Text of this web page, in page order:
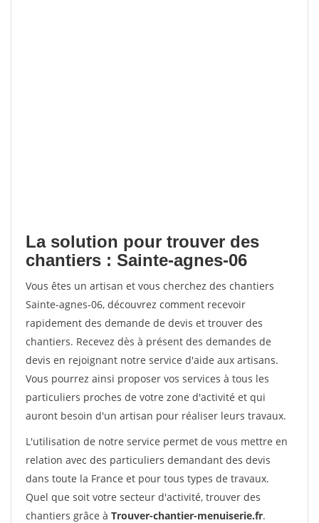
La solution pour trouver des
chantiers : Sainte-agnes-06
Vous êtes un artisan et vous cherchez des chantiers
Sainte-agnes-06, découvrez comment recevoir
rapidement des demande de devis et trouver des
chantiers. Recevez dès à présent des demandes de
devis en rejoignant notre service d'aide aux artisans.
Vous pourrez ainsi proposer vos services à tous les
particuliers proches de votre zone d'activité et qui
auront besoin d'un artisan pour réaliser leurs travaux.
L'utilisation de notre service permet de vous mettre en
relation avec des particuliers demandant des devis
dans toute la France et pour tous types de travaux.
Quel que soit votre secteur d'activité, trouver des
chantiers grâce à Trouver-chantier-menuiserie.fr.